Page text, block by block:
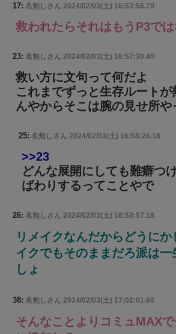
17: 名無しさん 2024/02/03(土) 16:53:56.70
救われたらそれはもうP3で
23: 名無しさん 2024/02/03(土) 16:57:30.40
救い方に文句って何だよ
これまでずっと生存ルートが
んやからそこは腕の見せ所や
25: 名無しさん 2024/02/03(土) 16:58:26.18
>>23
どんな展開にしても難癖つ
ばわりするってことやで
26: 名無しさん 2024/02/03(土) 16:58:57.18
リメイクなんだからどうにか
イクでもそのままだろ派は一
しょ
38: 名無しさん 2024/02/03(土) 17:02:01.60
そんなことよりコミュMAX